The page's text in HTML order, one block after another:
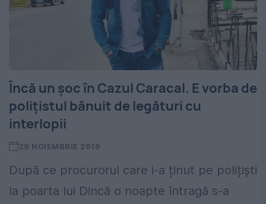
Încă un șoc în Cazul Caracal. E vorba de
polițistul bănuit de legături cu
interlopii
29 NOIEMBRIE 2019
După ce procurorul care i-a ținut pe polițiști
la poarta lui Dincă o noapte întragă s-a